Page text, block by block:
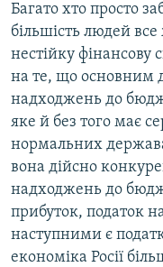
Багато хто просто
більшість людей
нестійку фінансову
на те, що основним
надходжень до
яке й без того має
нормальних
вона дійсно
надходжень до
прибуток, податок
наступними є
економіка Росії